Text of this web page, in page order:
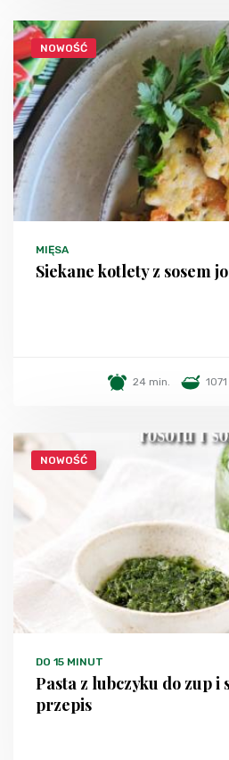
NOWOŚĆ
MIĘSA
Siekane kotlety z sosem
24 min.
NOWOŚĆ
DO 15 MINUT
Pasta z lubczyku do zup i
przepis